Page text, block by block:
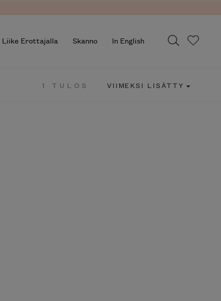
Liike Erottajalla Skanno In English
1 TULOS VIIMEKSI LISÄTTY